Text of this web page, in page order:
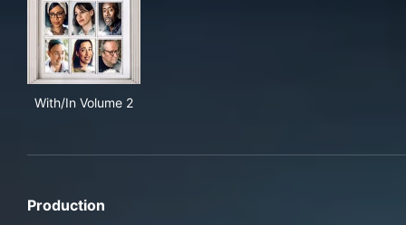
With/In Volume 2
Production